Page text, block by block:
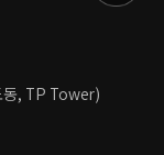
동, TP Tower)